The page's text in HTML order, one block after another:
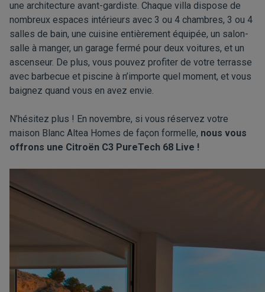
une architecture avant-gardiste. Chaque villa dispose de
nombreux espaces intérieurs avec 3 ou 4 chambres, 3 ou 4
salles de bain, une cuisine entièrement équipée, un salon-
salle à manger, un garage fermé pour deux voitures, et un
ascenseur. De plus, vous pouvez profiter de votre terrasse
avec barbecue et piscine à n’importe quel moment, et vous
baignez quand vous en avez envie.
N’hésitez plus ! En novembre, si vous réservez votre
maison Blanc Altea Homes de façon formelle, nous vous
offrons une Citroën C3 PureTech 68 Live !